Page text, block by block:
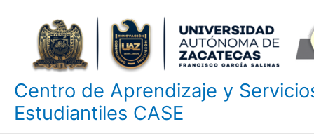
contenido
Centro de Aprendizaje y
Estudiantiles CASE